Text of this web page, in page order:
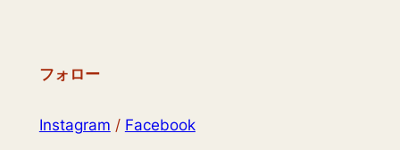
フォロー
Instagram / Facebook